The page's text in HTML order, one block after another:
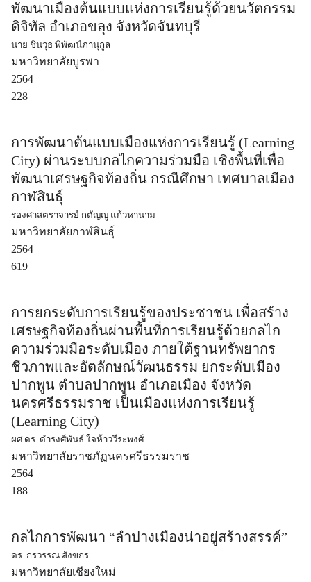
พัฒนาเมืองต้นแบบแห่งการเรียนรู้ด้วยนวัตกรรม
ดิจิทัล อำเภอขลุง จังหวัดจันทบุรี
นาย ชินวุธ พิพัฒน์ภานุกูล
มหาวิทยาลัยบูรพา
2564
228
การพัฒนาต้นแบบเมืองแห่งการเรียนรู้ (Learning
City) ผ่านระบบกลไกความร่วมมือ เชิงพื้นที่เพื่อ
พัฒนาเศรษฐกิจท้องถิ่น กรณีศึกษา เทศบาลเมือง
กาฬสินธุ์
รองศาสตราจารย์ กตัญญู แก้วหานาม
มหาวิทยาลัยกาฬสินธุ์
2564
619
การยกระดับการเรียนรู้ของประชาชน เพื่อสร้าง
เศรษฐกิจท้องถิ่นผ่านพื้นที่การเรียนรู้ด้วยกลไก
ความร่วมมือระดับเมือง ภายใต้ฐานทรัพยากร
ชีวภาพและอัตลักษณ์วัฒนธรรม ยกระดับเมือง
ปากพูน ตำบลปากพูน อำเภอเมือง จังหวัด
นครศรีธรรมราช เป็นเมืองแห่งการเรียนรู้
(Learning City)
ผศ.ดร. ดำรงศ์พันธ์ ใจห้าววีระพงศ์
มหาวิทยาลัยราชภัฏนครศรีธรรมราช
2564
188
กลไกการพัฒนา “ลำปางเมืองน่าอยู่สร้างสรรค์”
ดร. กรวรรณ สังขกร
มหาวิทยาลัยเชียงใหม่